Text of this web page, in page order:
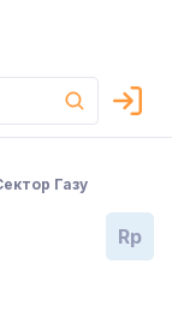
Газу
Rp